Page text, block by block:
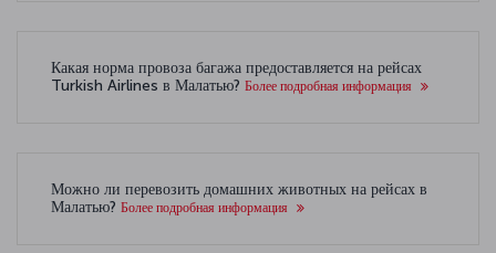
Какая норма провоза багажа предоставляется на рейсах
Turkish Airlines в Малатью? Более подробная информация
Можно ли перевозить домашних животных на рейсах в
Малатью? Более подробная информация